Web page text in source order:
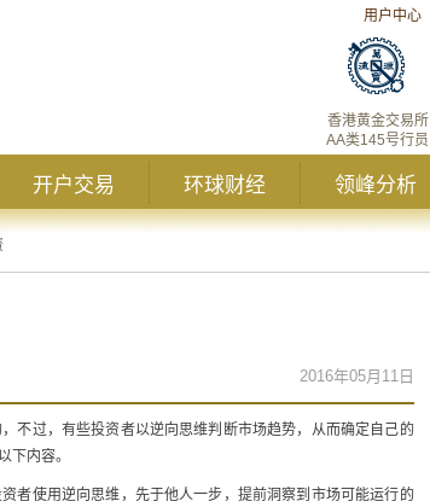
用户中心
香港黄金交易所
AA类145号行员
开户交易 环球财经 领峰分析
2016年05月11日
不过，有些投资者以逆向思维判断市场趋势，从而确定自己的
下内容。
者使用逆向思维，先于他人一步，提前洞察到市场可能运行的